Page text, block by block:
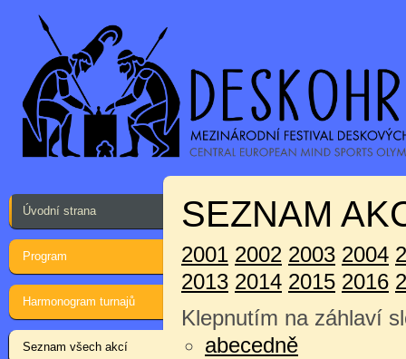
Úvodní strana
Program
Harmonogram turnajů
Seznam všech akcí
SEZNAM
2001 2002 2003 2004
2013 2014 2015 2016
Klepnutím na záhlaví
abecedně